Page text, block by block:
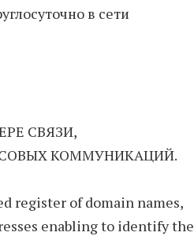
в сети
СВЯЗИ,
КОММУНИКАЦИЙ.
register of domain names,
enabling to identify the